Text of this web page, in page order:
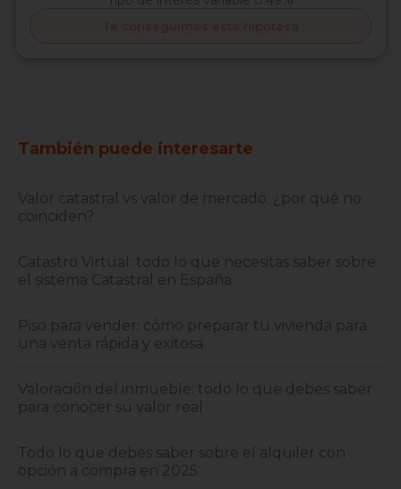
Te conseguimos esta hipoteca
También puede interesarte
Valor catastral vs valor de mercado: ¿por qué no
coinciden?
Catastro Virtual: todo lo que necesitas saber sobre
el sistema Catastral en España
Piso para vender: cómo preparar tu vivienda para
una venta rápida y exitosa
Valoración del inmueble: todo lo que debes saber
para conocer su valor real
Todo lo que debes saber sobre el alquiler con
opción a compra en 2025